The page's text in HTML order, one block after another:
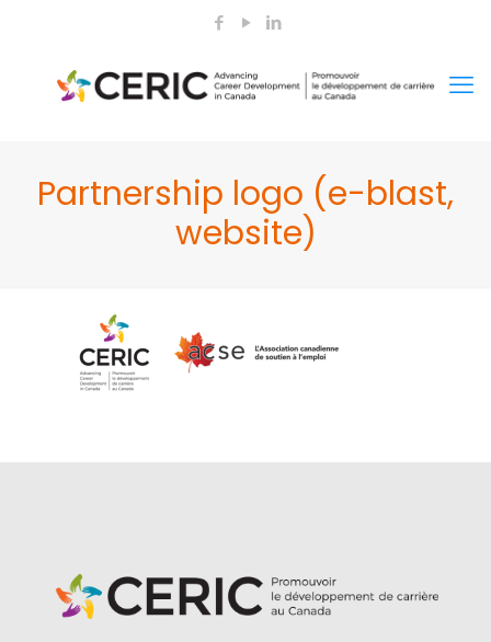
Partnership logo (e-blast,
website)